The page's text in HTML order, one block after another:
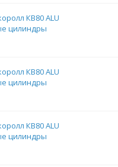
КВ80 ALU
цилиндры
КВ80 ALU
цилиндры
КВ80 ALU
цилиндры